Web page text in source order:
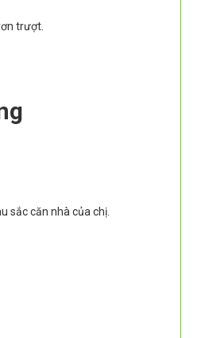
trượt.
sắc căn nhà của chị.